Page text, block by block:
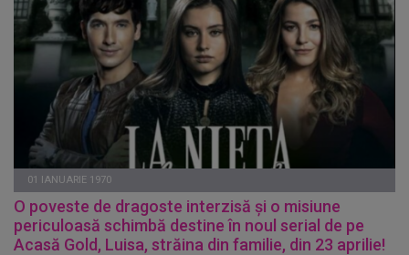
01 IANUARIE 1970
O poveste de dragoste interzisă și o misiune
periculoasă schimbă destine în noul serial de pe
Acasă Gold, Luisa, străina din familie, din 23 aprilie!